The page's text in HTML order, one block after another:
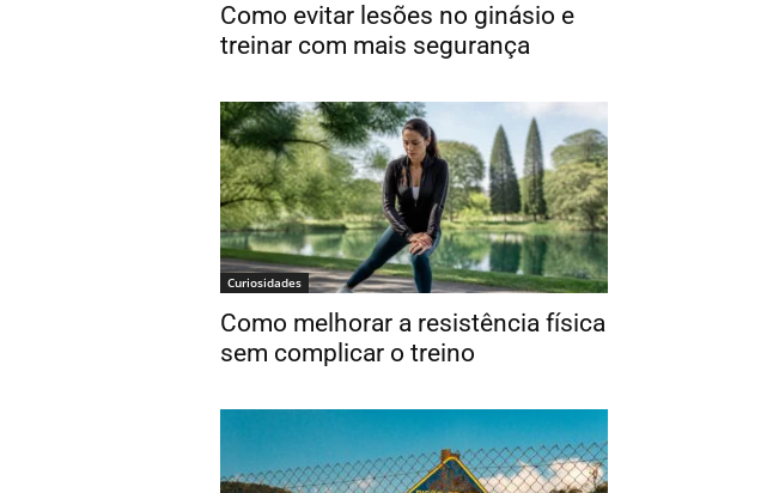
Como evitar lesões no ginásio e
treinar com mais segurança
Curiosidades
Como melhorar a resistência física
sem complicar o treino